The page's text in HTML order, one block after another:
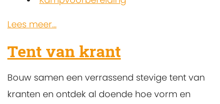
Lees meer...
Tent van krant
Bouw samen een verrassend stevige tent van
kranten en ontdek al doende hoe vorm en